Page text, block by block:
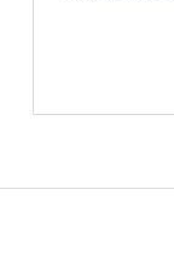
bois CP
Un ou
PPS,